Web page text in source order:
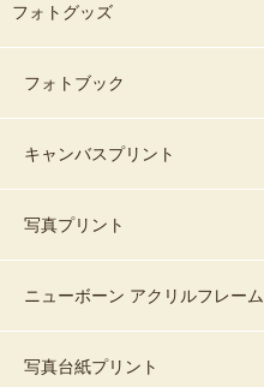
フォトグッズ
フォトブック
キャンバスプリント
写真プリント
ニューボーン アクリルフレーム
写真台紙プリント